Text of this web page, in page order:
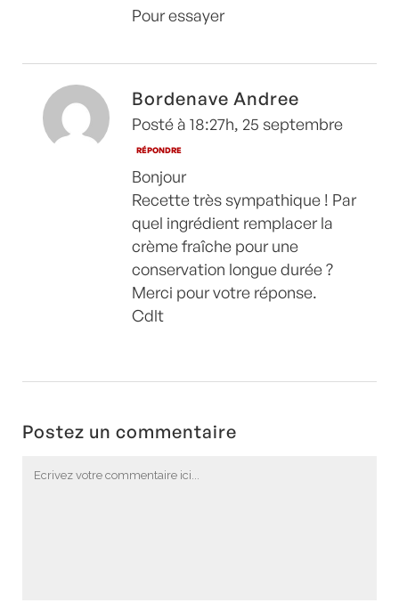
Pour essayer
Bordenave Andree
Posté à 18:27h, 25 septembre
RÉPONDRE
Bonjour
Recette très sympathique ! Par
quel ingrédient remplacer la
crème fraîche pour une
conservation longue durée ?
Merci pour votre réponse.
Cdlt
Postez un commentaire